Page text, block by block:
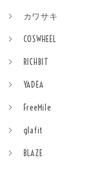
カワサキ
COSWHEEL
RICHBIT
YADEA
FreeMile
glafit
BLAZE